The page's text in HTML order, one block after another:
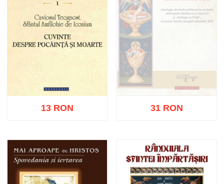
Adaugă în coș Wishlist
13 RON
Stoc epuizat
31 RON